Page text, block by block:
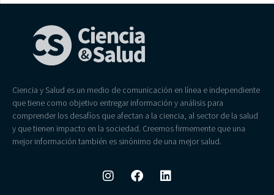
Ciencia y Salud es un medio de comunicación en línea e independiente
que tiene como objetivo entregar información y análisis para
comprender los desafíos que afectan a la ciencia, al sector de la salud
y que tienen impacto en la sociedad. Creemos firmemente que una
mejor información también es sinónimo de una mejor salud.